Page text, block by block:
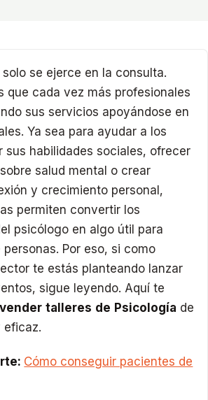
se ejerce en la consulta.
que cada vez más profesionales
sus servicios apoyándose en
Ya sea para ayudar a los
sus habilidades sociales, ofrecer
salud mental o crear
y crecimiento personal,
permiten convertir los
psicólogo en algo útil para
Por eso, si como
te estás planteando lanzar
sigue leyendo. Aquí te
talleres de Psicología de
eficaz.
Cómo conseguir pacientes de